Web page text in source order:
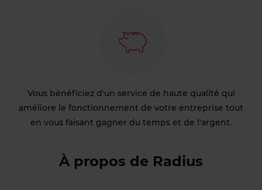
Vous bénéficiez d'un service de haute qualité qui
améliore le fonctionnement de votre entreprise tout
en vous faisant gagner du temps et de l'argent.
À propos de Radius